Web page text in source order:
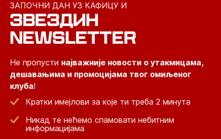
ЗАПОЧНИ ДАН УЗ КАФИЦУ И
ЗВЕЗДИН
NEWSLETTER
Не пропусти најважније новости о утакмицама,
дешавањима и промоцијама твог омиљеног
клуба!
Кратки имејлови за које ти треба 2 минута
Никад те нећемо спамовати небитним
информацијама